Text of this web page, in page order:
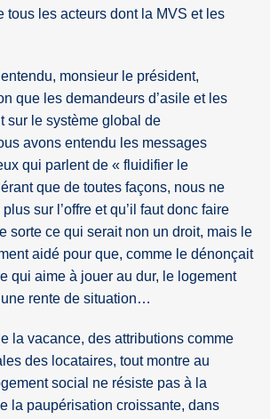
tous les acteurs dont la MVS et les
monsieur le président,
que les demandeurs d’asile et les
sur le système global de
avons entendu les messages
qui parlent de « fluidifier le
que de toutes façons, nous ne
sur l’offre et qu’il faut donc faire
sorte ce qui serait non un droit, mais le
aidé pour que, comme le dénonçait
qui aime à jouer au dur, le logement
rente de situation…
la vacance, des attributions comme
des locataires, tout montre au
social ne résiste pas à la
la paupérisation croissante, dans